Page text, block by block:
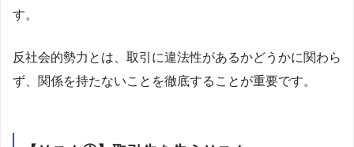
す。
反社会的勢力とは、取引に違法性があるかどうかに関わら
ず、関係を持たないことを徹底することが重要です。